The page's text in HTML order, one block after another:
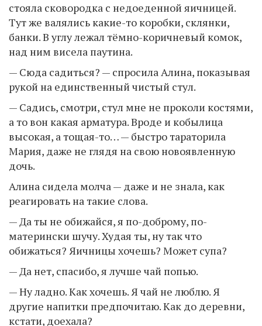
стояла сковородка с недоеденной яичницей.
Тут же валялись какие-то коробки, склянки,
банки. В углу лежал тёмно-коричневый комок,
над ним висела паутина.
— Сюда садиться? — спросила Алина, показывая
рукой на единственный чистый стул.
— Садись, смотри, стул мне не проколи костями,
а то вон какая арматура. Вроде и кобылица
высокая, а тощая-то… — быстро тараторила
Мария, даже не глядя на свою новоявленную
дочь.
Алина сидела молча — даже и не знала, как
реагировать на такие слова.
— Да ты не обижайся, я по-доброму, по-
матерински шучу. Худая ты, ну так что
обижаться? Яичницы хочешь? Может супа?
— Да нет, спасибо, я лучше чай попью.
— Ну ладно. Как хочешь. Я чай не люблю. Я
другие напитки предпочитаю. Как до деревни,
кстати, доехала?